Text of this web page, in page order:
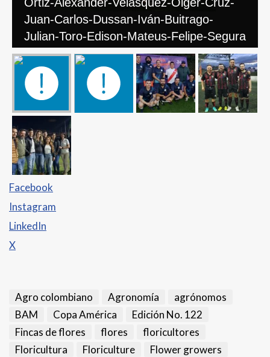
Juan-Carlos-Dussan-Iván-Buitrago-
Julian-Toro-Edison-Mateus-Felipe-Segura
Facebook
Instagram
LinkedIn
X
Agro colombiano Agronomía
agrónomos
BAM
Copa América
Edición No. 122
Fincas de flores
flores
floricultores
Floricultura
Floriculture
Flower growers